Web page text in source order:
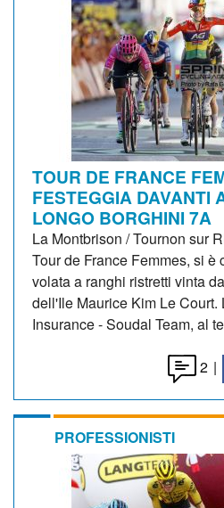
TOUR DE FRANCE
FESTEGGIA DAVANTI
LONGO BORGHINI 7A
La Montbrison / Tournon sur
Tour de France Femmes, si è
volata a ranghi ristretti vinta
dell'Ile Maurice Kim Le
Insurance - Soudal Team, al
2 |
PROFESSIONISTI